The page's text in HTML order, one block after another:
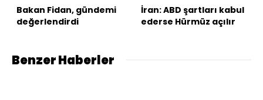
Bakan Fidan, gündemi
değerlendirdi
İran: ABD şartları kabul
ederse Hürmüz açılır
Benzer Haberler